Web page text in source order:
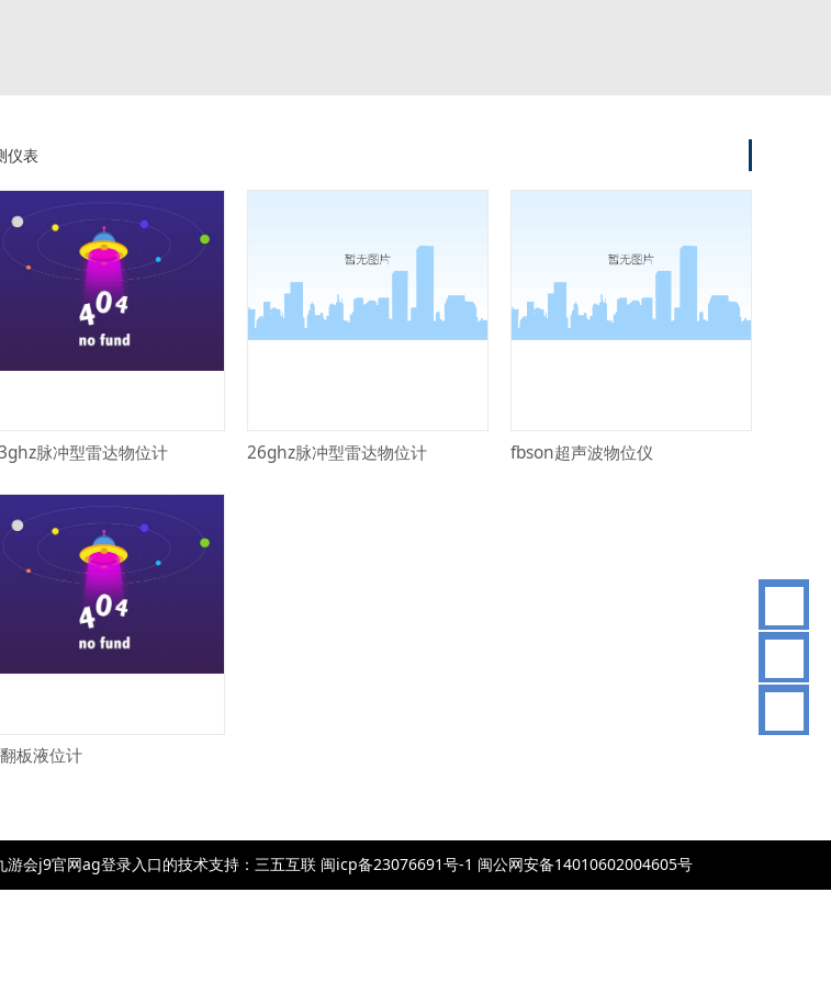
仪表
脉冲型雷达物位计 26ghz脉冲型雷达物位计 fbson超声波物位仪
板液位计
会j9官网ag登录入口的技术支持：三五互联 闽icp备23076691号-1 闽公网安备14010602004605号